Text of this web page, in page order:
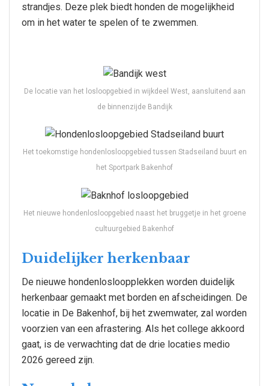
strandjes. Deze plek biedt honden de mogelijkheid
om in het water te spelen of te zwemmen.
De locatie van het losloopgebied in wijkdeel West, aansluitend aan
de binnenzijde Bandijk
Het toekomstige hondenlosloopgebied tussen Stadseiland buurt en
het Sportpark Bakenhof
Het nieuwe hondenlosloopgebied naast het bruggetje in het groene
cultuurgebied Bakenhof
Duidelijker herkenbaar
De nieuwe hondenlosloopplekken worden duidelijk
herkenbaar gemaakt met borden en afscheidingen. De
locatie in De Bakenhof, bij het zwemwater, zal worden
voorzien van een afrastering. Als het college akkoord
gaat, is de verwachting dat de drie locaties medio
2026 gereed zijn.